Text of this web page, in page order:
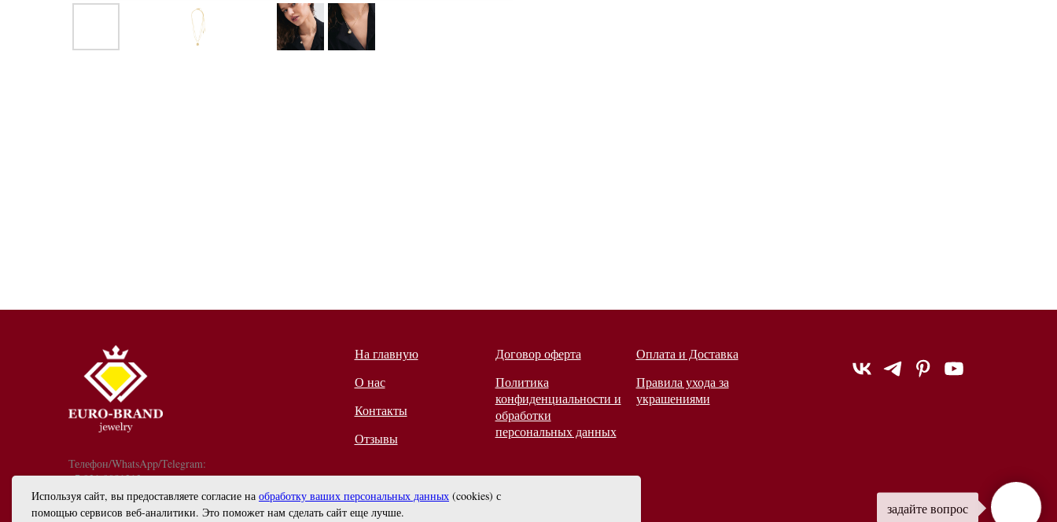
задайте вопрос
Используя сайт, вы предоставляете согласие на обработку ваших персональных данных (cookies) с
помощью сервисов веб-аналитики. Это поможет нам сделать сайт еще лучше.
Телефон/WhatsApp/Telegram:
+7 921 9081213
График работы: с 10:00 до 18:00
info@euro-brand.ru
На главную
О нас
Контакты
Отзывы
Договор оферта
Политика
конфиденциальности и
обработки
персональных данных
Оплата и Доставка
Правила ухода за
украшениями